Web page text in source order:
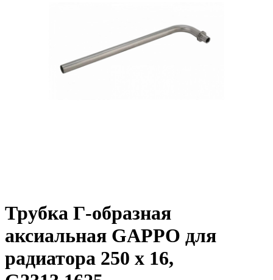
Трубка Г-образная
аксиальная GAPPO для
радиатора 250 х 16,